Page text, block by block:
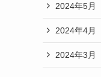
2024年5月
2024年4月
2024年3月